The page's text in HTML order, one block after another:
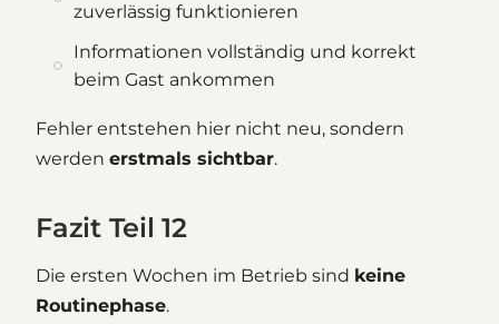
zuverlässig funktionieren
Informationen vollständig und korrekt
beim Gast ankommen
Fehler entstehen hier nicht neu, sondern
werden erstmals sichtbar.
Fazit Teil 12
Die ersten Wochen im Betrieb sind keine
Routinephase.